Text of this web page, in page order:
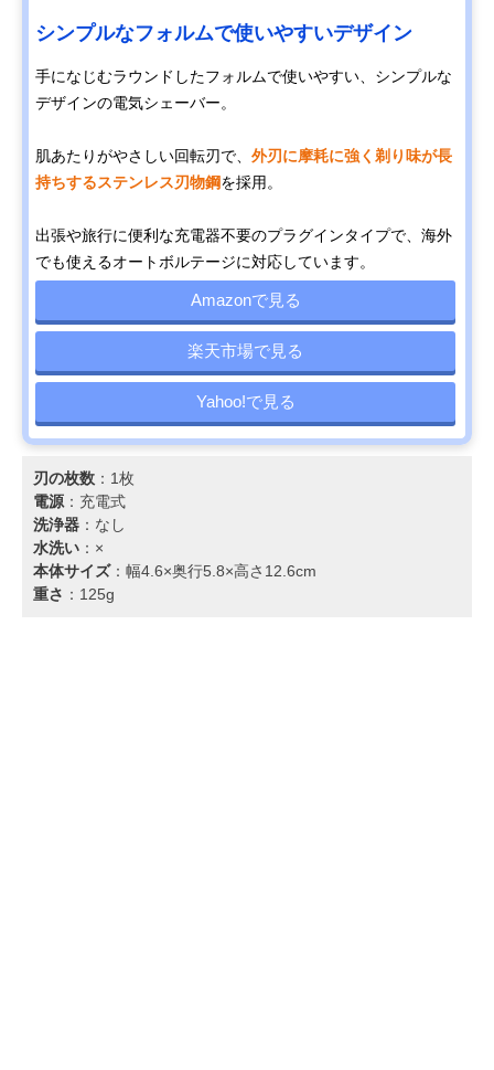
シンプルなフォルムで使いやすいデザイン
手になじむラウンドしたフォルムで使いやすい、シンプルな
デザインの電気シェーバー。
肌あたりがやさしい回転刃で、 外刃に摩耗に強く剃り味が長
持ちするステンレス刃物鋼を採用。
出張や旅行に便利な充電器不要のプラグインタイプで、海外
でも使えるオートボルテージに対応しています。
Amazonで見る
楽天市場で見る
Yahoo!で見る
刃の枚数 ：1枚
電源 ：充電式
洗浄器 ：なし
水洗い ：×
本体サイズ：幅4.6×奥行5.8×高さ12.6cm
重さ ：125g